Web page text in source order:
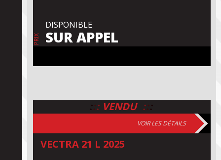
PRIX
DISPONIBLE
SUR APPEL
::: VENDU :::
VOIR LES DÉTAILS
VECTRA 21 L 2025